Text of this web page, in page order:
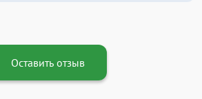
Оставить отзыв